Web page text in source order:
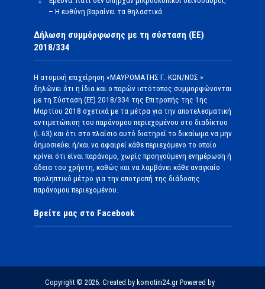
– Η ευθύνη βαραίνει τα θηλαστικά
Δήλωση συμμόρφωσης με τη σύσταση (ΕΕ)
2018/334
Η ατομική επιχείρηση «ΜΑΥΡΟΜΑΤΗΣ Γ. ΚΩΝ/ΝΟΣ »
δηλώνει ότι η ίδια και ο παρών ιστότοπος συμμορφώνονται
με τη Σύσταση (ΕΕ) 2018/334 της Επιτροπής της 1ης
Μαρτίου 2018 σχετικά με τα μέτρα για την αποτελεσματική
αντιμετώπιση του παράνομου περιεχομένου στο διαδίκτυο
(L 63) και ότι στο πλαίσιο αυτό διατηρεί το δικαίωμα να μην
δημοσιεύει ή/και να αφαιρεί κάθε περιεχόμενο το οποίο
κρίνει ότι είναι παράνομο, χωρίς προηγούμενη ενημέρωση ή
άδεια του χρήστη, καθώς και να λαμβάνει κάθε αναγκαίο
προληπτικό μέτρο για την αποτροπή της διάδοσης
παράνομου περιεχομένου.
Βρείτε μας στο Facebook
Copyright © 2026. Created by komotini24.gr Powered by